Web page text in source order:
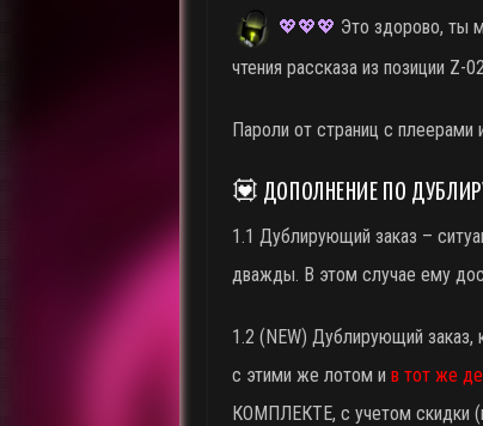
💖💖💖 Это здорово, ты
чтения рассказа из позиции Z-
Пароли от страниц с плеерами
💟 ДОПОЛНЕНИЕ ПО
1.1 Дублирующий заказ –
дважды. В этом случае ему
1.2 (NEW) Дублирующий
с этими же лотом и в тот же
КОМПЛЕКТЕ, с учетом скидки